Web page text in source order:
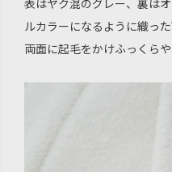
表はヤク混のグレー、裏は
ルカラーになるように織った
両面に起毛をかけふっくら